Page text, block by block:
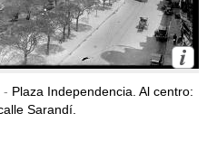
- Plaza Independencia. Al centro:
Sarandí.